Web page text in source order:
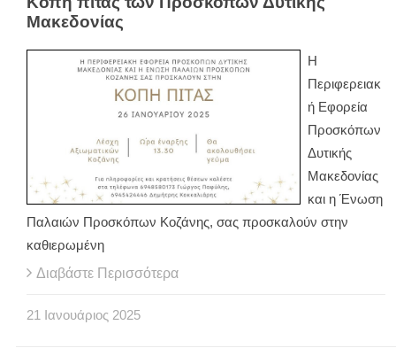
Μακεδονίας
Η
Περιφερειακ
ή Εφορεία
Προσκόπων
Δυτικής
Μακεδονίας
και η Ένωση
Παλαιών Προσκόπων Κοζάνης, σας προσκαλούν στην
καθιερωμένη
Διαβάστε Περισσότερα
21 Ιανουάριος 2025